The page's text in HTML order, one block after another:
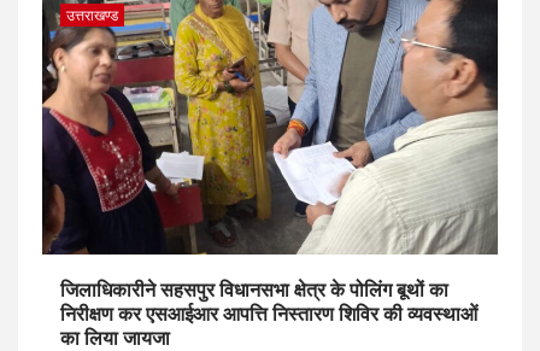
उत्तराखण्ड
जिलाधिकारीने सहसपुर विधानसभा क्षेत्र के पोलिंग बूथों का
निरीक्षण कर एसआईआर आपत्ति निस्तारण शिविर की व्यवस्थाओं
का लिया जायजा